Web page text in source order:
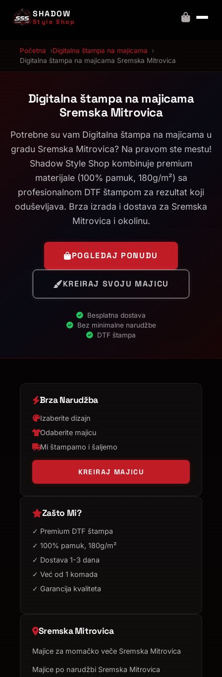
SHADOW
Style Shop
Početna
Digitalna štampa na majicama
Digitalna štampa na majicama Sremska Mitrovica
Digitalna štampa na majicama
Sremska Mitrovica
Potrebne su vam Digitalna štampa na majicama u
gradu Sremska Mitrovica? Na pravom ste mestu!
Shadow Style Shop kombinuje premium
materijale (100% pamuk, 180g/m²) sa
profesionalnom DTF štampom za rezultat koji
oduševljava. Brza izrada i dostava za Sremska
Mitrovica i okolinu.
POGLEDAJ PONUDU
KREIRAJ SVOJU MAJICU
Besplatna dostava
Bez minimalne narudžbe
DTF štampa
Brza Narudžba
Izaberite dizajn
Odaberite majicu
Mi štampamo i šaljemo
KREIRAJ MAJICU
Zašto Mi?
✓ Premium DTF štampa
✓ 100% pamuk, 180g/m²
✓ Dostava 1-3 dana
✓ Već od 1 komada
✓ Garancija kvaliteta
Sremska Mitrovica
Majice za momačko veče Sremska Mitrovica
Majice po narudžbi Sremska Mitrovica